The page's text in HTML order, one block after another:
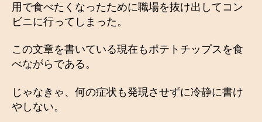
用で食べたくなったために職場を抜け出してコン
ビニに行ってしまった。
この文章を書いている現在もポテトチップスを食
べながらである。
じゃなきゃ、何の症状も発現させずに冷静に書け
やしない。